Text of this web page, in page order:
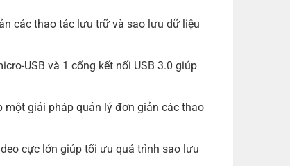
các thao tác lưu trữ và sao lưu dữ liệu
USB và 1 cổng kết nối USB 3.0 giúp
một giải pháp quản lý đơn giản các thao
cực lớn giúp tối ưu quá trình sao lưu